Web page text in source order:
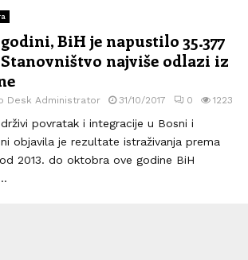
BiH je napustilo 35.377
Stanovništvo najviše odlazi iz
Desk Administrator 31/10/2017 0 1223
povratak i integracije u Bosni i
objavila je rezultate istraživanja prema
2013. do oktobra ove godine BiH